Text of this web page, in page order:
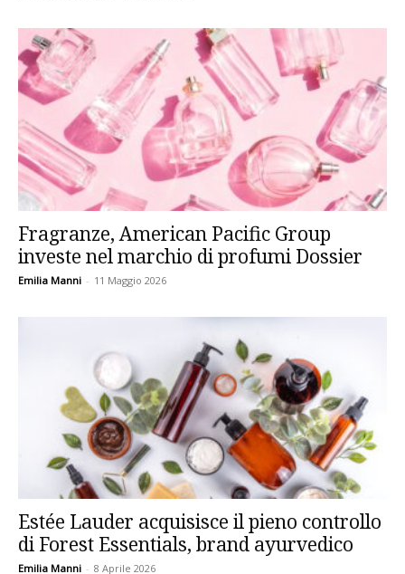
Fragranze, American Pacific Group
investe nel marchio di profumi Dossier
Emilia Manni - 11 Maggio 2026
Estée Lauder acquisisce il pieno controllo
di Forest Essentials, brand ayurvedico
Emilia Manni - 8 Aprile 2026